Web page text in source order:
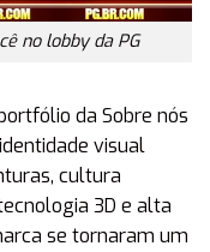
no lobby da PG
da Sobre nós
visual
cultura
3D e alta
se tornaram um